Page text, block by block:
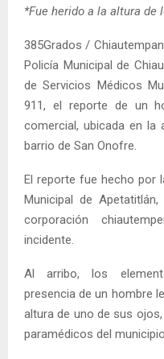
*Fue herido a la altura de
385Grados /
Policía Municipal de
de Servicios Médicos
911, el reporte de un
comercial, ubicada en la
barrio de San Onofre.
El reporte fue hecho por
Municipal de
corporación
incidente.
Al arribo, los
presencia de un hombre
altura de uno de sus
paramédicos del municipio.